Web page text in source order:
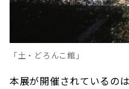
「土・どろんこ館」
本展が開催されているの